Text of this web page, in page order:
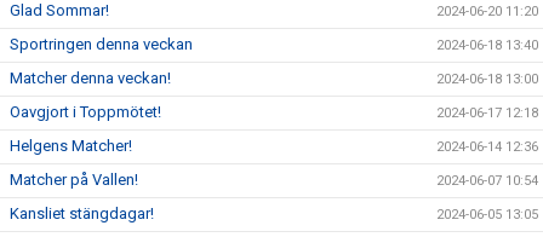
Glad Sommar! 2024-06-20 11:20
Sportringen denna veckan 2024-06-18 13:40
Matcher denna veckan! 2024-06-18 13:00
Oavgjort i Toppmötet! 2024-06-17 12:18
Helgens Matcher! 2024-06-14 12:36
Matcher på Vallen! 2024-06-07 10:54
Kansliet stängdagar! 2024-06-05 13:05